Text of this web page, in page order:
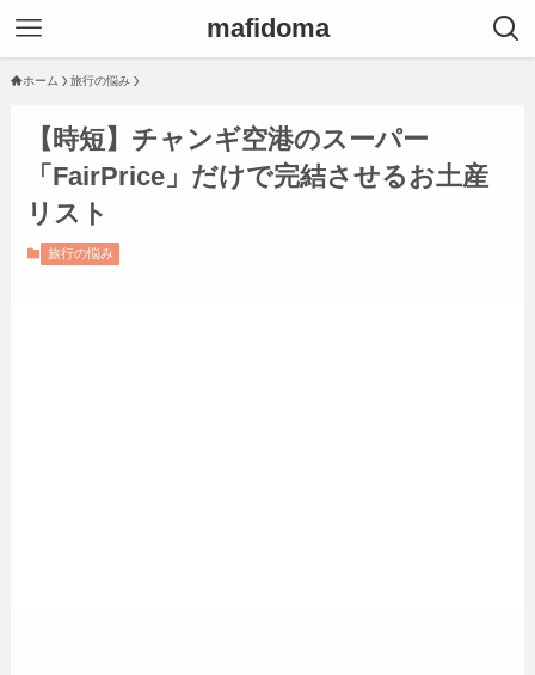
mafidoma
ホーム 旅行の悩み
【時短】チャンギ空港のスーパー
「FairPrice」だけで完結させるお土産
リスト
旅行の悩み